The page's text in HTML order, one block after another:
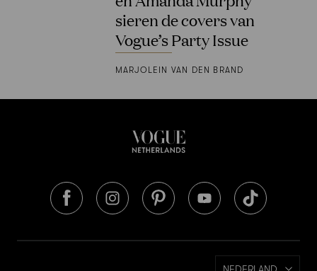
sieren de covers van
Vogue’s Party Issue
MARJOLEIN VAN DEN BRAND
NEDERLAND